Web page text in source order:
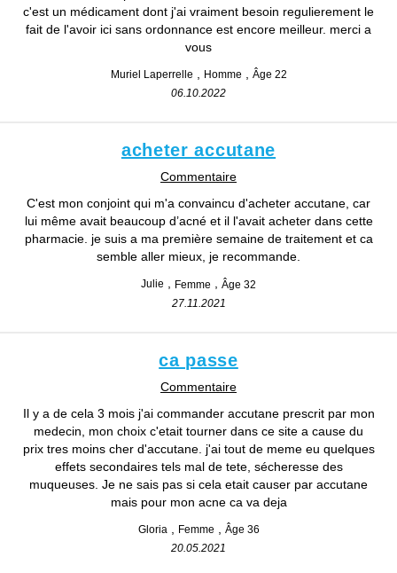
c'est un médicament dont j'ai vraiment besoin regulierement le
fait de l'avoir ici sans ordonnance est encore meilleur. merci a
vous
Muriel Laperrelle Homme
Âge 22
06.10.2022
acheter accutane
Commentaire
C'est mon conjoint qui m'a convaincu d'acheter accutane, car
lui même avait beaucoup d’acné et il l'avait acheter dans cette
pharmacie. je suis a ma première semaine de traitement et ca
semble aller mieux, je recommande.
Julie Femme
Âge 32
27.11.2021
ca passe
Commentaire
Il y a de cela 3 mois j'ai commander accutane prescrit par mon
medecin, mon choix c'etait tourner dans ce site a cause du
prix tres moins cher d'accutane. j'ai tout de meme eu quelques
effets secondaires tels mal de tete, sécheresse des
muqueuses. Je ne sais pas si cela etait causer par accutane
mais pour mon acne ca va deja
Gloria Femme
Âge 36
20.05.2021